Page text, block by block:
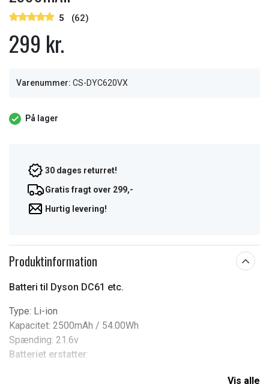
5 (62)
299 kr.
Varenummer: CS-DYC620VX
På lager
30 dages returret!
Gratis fragt over 299,-
Hurtig levering!
Produktinformation
Batteri til Dyson DC61 etc.
Type: Li-ion
Kapacitet: 2500mAh / 54.00Wh
Spænding: 21.6v
Batteriet erstatter:
Vis alle